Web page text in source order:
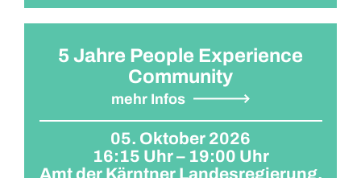
5 Jahre People Experience
Community
mehr Infos
05. Oktober 2026
16:15 Uhr – 19:00 Uhr
Amt der Kärntner Landesregierung,